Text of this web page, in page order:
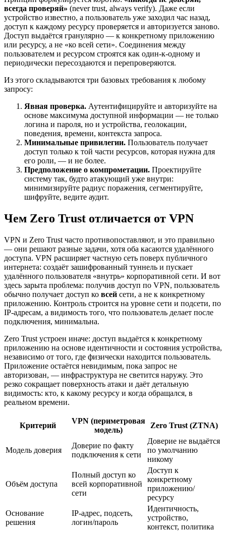
всегда проверяй» (never trust, always verify). Даже если
устройство известно, а пользователь уже заходил час назад,
доступ к каждому ресурсу проверяется и авторизуется заново.
Доступ выдаётся гранулярно — к конкретному приложению
или ресурсу, а не «ко всей сети». Соединения между
пользователем и ресурсом строятся как один-к-одному и
периодически пересоздаются и перепроверяются.
Из этого складываются три базовых требования к любому
запросу:
Явная проверка. Аутентифицируйте и авторизуйте на
основе максимума доступной информации — не только
логина и пароля, но и устройства, геолокации,
поведения, времени, контекста запроса.
Минимальные привилегии. Пользователь получает
доступ только к той части ресурсов, которая нужна для
его роли, — и не более.
Предположение о компрометации. Проектируйте
систему так, будто атакующий уже внутри:
минимизируйте радиус поражения, сегментируйте,
шифруйте, ведите аудит.
Чем Zero Trust отличается от VPN
VPN и Zero Trust часто противопоставляют, и это правильно
— они решают разные задачи, хотя оба касаются удалённого
доступа. VPN расширяет частную сеть поверх публичного
интернета: создаёт зашифрованный туннель и пускает
удалённого пользователя «внутрь» корпоративной сети. И вот
здесь зарыта проблема: получив доступ по VPN, пользователь
обычно получает доступ ко всей сети, а не к конкретному
приложению. Контроль строится на уровне сети и подсети, по
IP-адресам, а видимость того, что пользователь делает после
подключения, минимальна.
Zero Trust устроен иначе: доступ выдаётся к конкретному
приложению на основе идентичности и состояния устройства,
независимо от того, где физически находится пользователь.
Приложение остаётся невидимым, пока запрос не
авторизован, — инфраструктура не светится наружу. Это
резко сокращает поверхность атаки и даёт детальную
видимость: кто, к какому ресурсу и когда обращался, в
реальном времени.
Критерий
VPN (периметровая
модель)
Zero Trust (ZTNA)
Модель доверия
Доверие по факту
подключения к сети
Доверие не выдаётся
по умолчанию
никому
Объём доступа
Полный доступ ко
всей корпоративной
сети
Доступ к
конкретному
приложению/
ресурсу
Основание
решения
IP-адрес, подсеть,
логин/пароль
Идентичность,
устройство,
контекст, политика